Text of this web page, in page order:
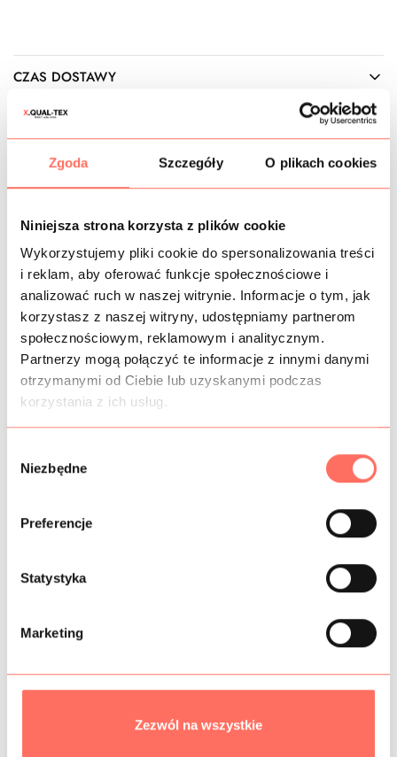
Zgoda Szczegóły O plikach cookies
Niniejsza strona korzysta z plików cookie
Wykorzystujemy pliki cookie do spersonalizowania treści
i reklam, aby oferować funkcje społecznościowe i
analizować ruch w naszej witrynie. Informacje o tym, jak
korzystasz z naszej witryny, udostępniamy partnerom
społecznościowym, reklamowym i analitycznym.
Partnerzy mogą połączyć te informacje z innymi danymi
otrzymanymi od Ciebie lub uzyskanymi podczas
korzystania z ich usług.
Niezbędne
Preferencje
Statystyka
Marketing
Zezwól na wszystkie
CZAS DOSTAWY
KOSZTY WYSYŁKI
Wyprodukowana we Włoszech z wysokojakościowego
poliestru z dodatkiem elastanu i wiskozy.
Tkanina jednolita, o gładkiej w dotyku powierzchni,
elastyczna w szerokości, zamaszysta, ale lejąca i dość
cienka. Pod światło kształt jest nieco widoczny. To
materiał niegniotliwy, doskonale odkształcalny, łatwy w
pielęgnacji. Posiada elegancki, matowy finisz.
Takrepa poliestrowaz wiskozą i elastanem to idealny
materiał na garsonkę, sukienkę koktajlową, wizytową, ale
też casualową, bluzkę, spódnicę itp.
PRÓBKI TKANIN
GRAMATURA
BEZPIECZEŃSTWO